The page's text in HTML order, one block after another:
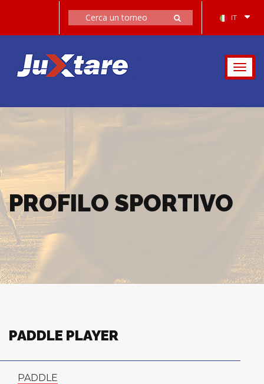
IT
PROFILO SPORTIVO
PADDLE PLAYER
PADDLE